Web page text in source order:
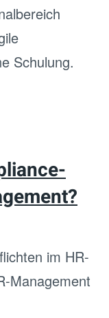
Schulung.
im HR-
Management